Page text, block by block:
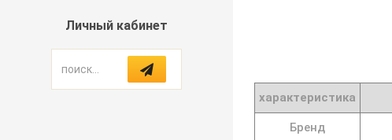
Личный кабинет
характеристика
Бренд